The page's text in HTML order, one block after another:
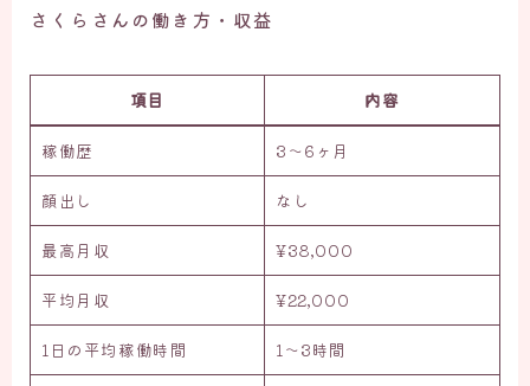
さくらさんの働き方・収益
項目 内容
稼働歴 3〜6ヶ月
顔出し なし
最高月収 ¥38,000
平均月収 ¥22,000
1日の平均稼働時間 1〜3時間